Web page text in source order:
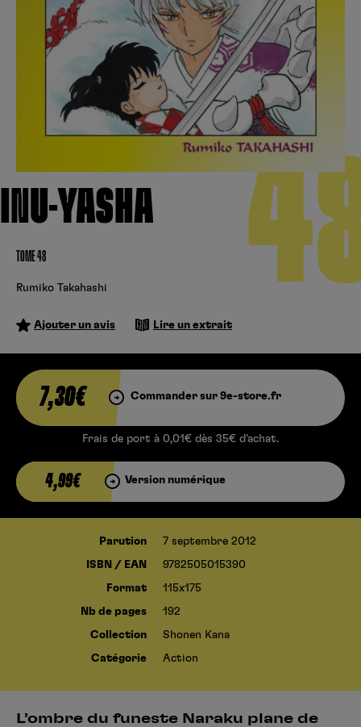
INU-YASHA
TOME 48
Rumiko Takahashi
Ajouter un avis Lire un extrait
7,30€ Commander sur 9e-store.fr
Frais de port à 0,01€ dès 35€ d’achat.
4,99€ Version numérique
Parution 7 septembre 2012
ISBN / EAN 9782505015390
Format 115x175
Nb de pages 192
Collection Shonen Kana
Catégorie Action
L’ombre du funeste Naraku plane de
Cultura Fnac
Se connecter S’inscrire
Hunter x Hunter
Fire Force
Black Butler